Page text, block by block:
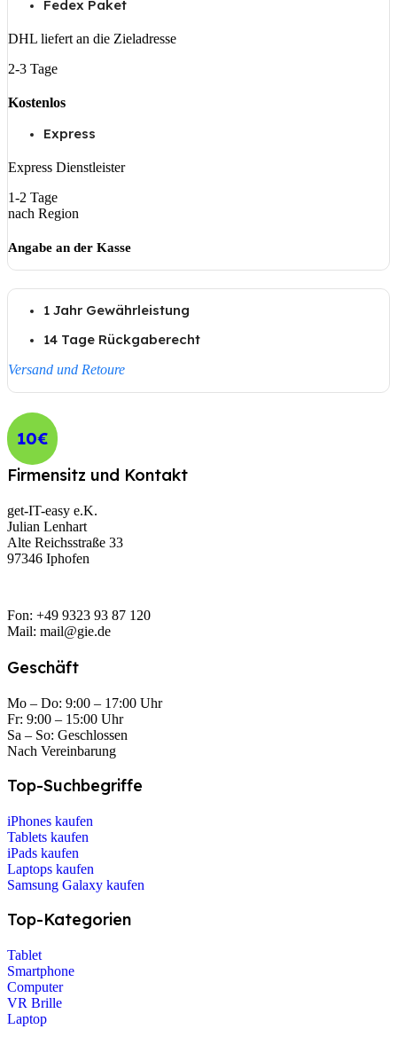
Fedex Paket
DHL liefert an die Zieladresse
2-3 Tage
Kostenlos
Express
Express Dienstleister
1-2 Tage
nach Region
Angabe an der Kasse
1 Jahr Gewährleistung
14 Tage Rückgaberecht
Versand und Retoure
10€
Firmensitz und Kontakt
get-IT-easy e.K.
Julian Lenhart
Alte Reichsstraße 33
97346 Iphofen
Fon: +49 9323 93 87 120
Mail: mail@gie.de
Geschäft
Mo – Do: 9:00 – 17:00 Uhr
Fr: 9:00 – 15:00 Uhr
Sa – So: Geschlossen
Nach Vereinbarung
Top-Suchbegriffe
iPhones kaufen
Tablets kaufen
iPads kaufen
Laptops kaufen
Samsung Galaxy kaufen
Top-Kategorien
Tablet
Smartphone
Computer
VR Brille
Laptop